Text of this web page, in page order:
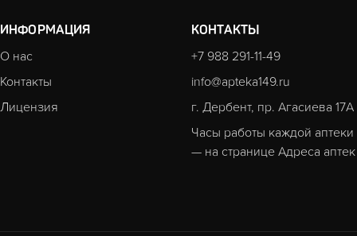
ИНФОРМАЦИЯ
О нас
Контакты
Лицензия
КОНТАКТЫ
+7 988 291-11-49
info@apteka149.ru
г. Дербент, пр. Агасиева 17А
Часы работы каждой аптеки
— на странице Адреса аптек